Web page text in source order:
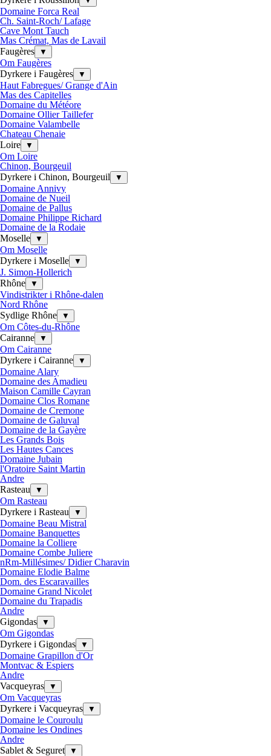
Domaine Forca Real
Ch. Saint-Roch/ Lafage
Cave Mont Tauch
Mas Crémat, Mas de Lavail
Faugères
▼
Om Faugères
Dyrkere i Faugères
▼
Haut Fabregues/ Grange d'Ain
Mas des Capitelles
Domaine du Météore
Domaine Ollier Taillefer
Domaine Valambelle
Chateau Chenaie
Loire
▼
Om Loire
Chinon, Bourgeuil
Dyrkere i Chinon, Bourgeuil
▼
Domaine Annivy
Domaine de Nueil
Domaine de Pallus
Domaine Philippe Richard
Domaine de la Rodaie
Moselle
▼
Om Moselle
Dyrkere i Moselle
▼
J. Simon-Hollerich
Rhône
▼
Vindistrikter i Rhône-dalen
Nord Rhône
Sydlige Rhône
▼
Om Côtes-du-Rhône
Cairanne
▼
Om Cairanne
Dyrkere i Cairanne
▼
Domaine Alary
Domaine des Amadieu
Maison Camille Cayran
Domaine Clos Romane
Domaine de Cremone
Domaine de Galuval
Domaine de la Gayère
Les Grands Bois
Les Hautes Cances
Domaine Jubain
l'Oratoire Saint Martin
Andre
Rasteau
▼
Om Rasteau
Dyrkere i Rasteau
▼
Domaine Beau Mistral
Domaine Banquettes
Domaine la Colliere
Domaine Combe Juliere
nRm-Millésimes/ Didier Charavin
Domaine Elodie Balme
Dom. des Escaravailles
Domaine Grand Nicolet
Domaine du Trapadis
Andre
Gigondas
▼
Om Gigondas
Dyrkere i Gigondas
▼
Domaine Grapillon d'Or
Montvac & Espiers
Andre
Vacqueyras
▼
Om Vacqueyras
Dyrkere i Vacqueyras
▼
Domaine le Couroulu
Domaine les Ondines
Andre
Sablet & Seguret
▼